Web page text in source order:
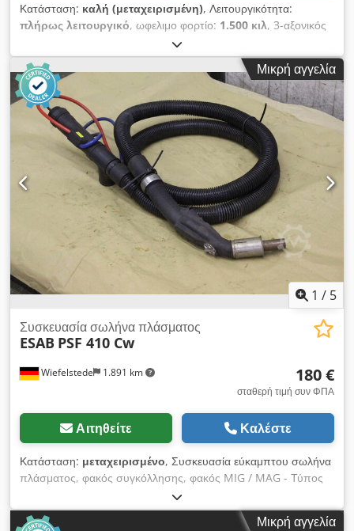
Κατάσταση: καλή (μεταχειρισμένη), Λειτουργικότητα:
πλήρως λειτουργικό, ωφελιμο φορτίο: 1.500 κιλ, 3-αξονικός
περιστρεφόμενος συγκολλητικός τραπέζι PEMA APS 1500
Crjdpexxv Rtjfx Aiief - συνεχής ρύθμιση ύψους -
συμπεριλαμβάνει χειριστήριο - μέγιστο φορτίο 15.000 N - 1.500
kg - ταχύτητα περιστροφής 0,07 - 1,3 σ.α.λ. - ροπή
περιστροφής 1.000 Nm - υδραυλική κλίση έως 135° - ροπή
κλίσης 3.000 N - μέγιστο ρεύμα συγκόλλησης 700 A -
διάμετρος πλάκας 700 mm - ύψος 780 - 1.550 mm -
διαστάσεις 1.640 x 810 mm - σύνδεση 3 x 400 V / CEE 16A -
βάρος 730 kg Διαθέτουμε πολλαπλά από αυτά τα τραπέζια
Μικρή αγγελία
1 / 5
Wiefelstede 1.891 km
Συσκευασία σωλήνα πλάσματος
ESAB PSF 410 Cw
180 €
σταθερή τιμή συν ΦΠΑ
Αιτηθείτε Καλέστε
Κατάσταση: μεταχειρισμένο, Συσκευασία εύκαμπτου σωλήνα
πλάσματος, φακός συγκόλλησης, φακός MIG / MAG - Τύπος
ESAB: PSF 410 Cw - Συσκευασία εύκαμπτου σωλήνα:
υδρόψυξη - Επαφή ελατηρίου - Μήκος: 3,25 m - Τιμή: ανά
τεμάχιο - Αριθμός: 2 τεμάχια - Βάρος: 3,2 kg Crodpfx Aisd S
Μικρή αγγελία